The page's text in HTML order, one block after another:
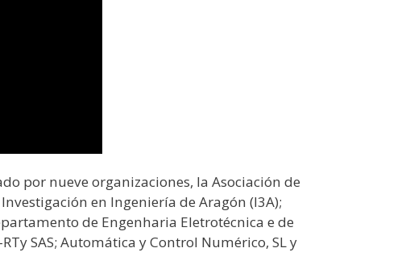
por nueve organizaciones, la Asociación de
en Ingeniería de Aragón (I3A);
de Engenharia Eletrotécnica e de
SAS; Automática y Control Numérico, SL y